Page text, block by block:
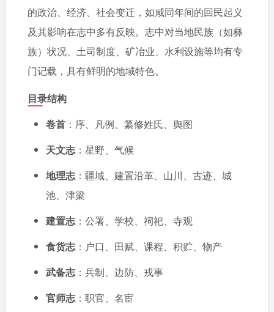
的政治、经济、社会变迁，如咸同年间的回民起义
及其影响在志中多有反映。志中对当地民族（如彝
族）状况、土司制度、矿冶业、水利设施等均有专
门记载，具有鲜明的地域特色。
目录结构
卷首 ：序、凡例、纂修姓氏、舆图
天文志：星野、气候
地理志：疆域、建置沿革、山川、古迹、城
池、津梁
建置志：公署、学校、祠祀、寺观
食货志：户口、田赋、课程、积贮、物产
武备志：兵制、边防、戎事
官师志：职官、名宦